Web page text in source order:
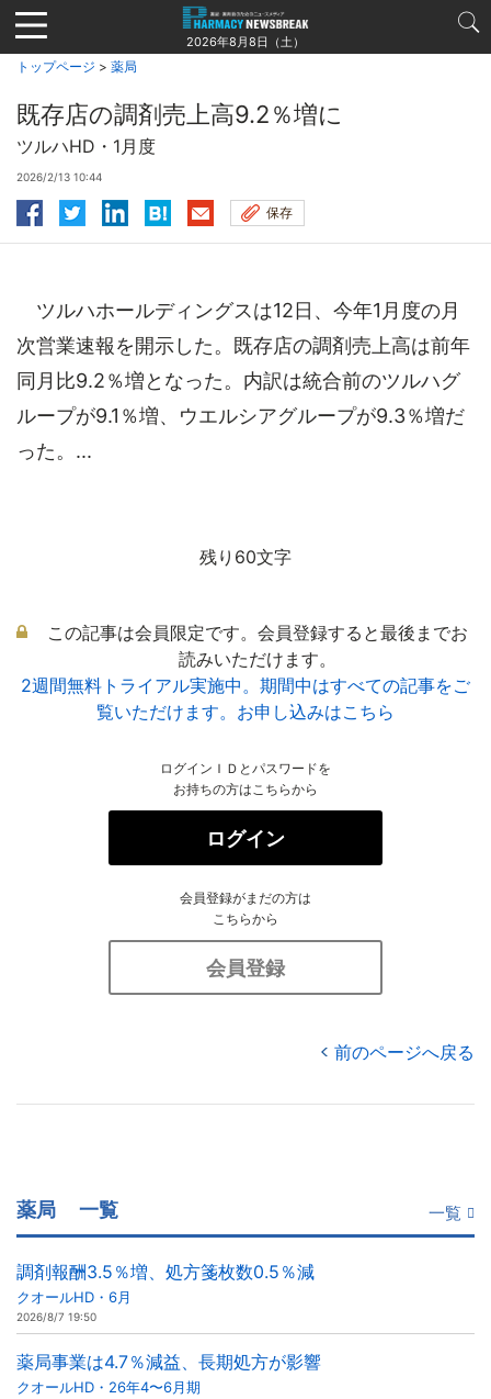
Jump
to
navigation
2026年8月8日（土）
トップページ > 薬局
既存店の調剤売上高9.2％増に
ツルハHD・1月度
2026/2/13 10:44
保存
ツルハホールディングスは12日、今年1月度の月
次営業速報を開示した。既存店の調剤売上高は前年
同月比9.2％増となった。内訳は統合前のツルハグ
ループが9.1％増、ウエルシアグループが9.3％増だ
った。...
残り60文字
この記事は会員限定です。会員登録すると最後までお
読みいただけます。
2週間無料トライアル実施中。期間中はすべての記事をご
覧いただけます。お申し込みはこちら
ログインＩＤとパスワードを
お持ちの方はこちらから
ログイン
会員登録がまだの方は
こちらから
会員登録
前のページへ戻る
薬局 一覧 一覧
調剤報酬3.5％増、処方箋枚数0.5％減
クオールHD・6月
2026/8/7 19:50
薬局事業は4.7％減益、長期処方が影響
クオールHD・26年4〜6月期